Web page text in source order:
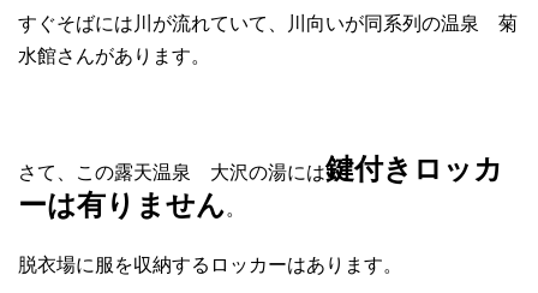
すぐそばには川が流れていて、川向いが同系列の温泉 菊
水館さんがあります。
さて、この露天温泉 大沢の湯には鍵付きロッカ
ーは有りません。
脱衣場に服を収納するロッカーはあります。